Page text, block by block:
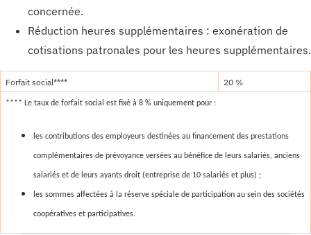
concernée.
Réduction heures supplémentaires : exonération de
cotisations patronales pour les heures supplémentaires.
Forfait social**** 20 %
**** Le taux de forfait social est fixé à 8 % uniquement pour :
les contributions des employeurs destinées au financement des prestations
complémentaires de prévoyance versées au bénéfice de leurs salariés, anciens
salariés et de leurs ayants droit (entreprise de 10 salariés et plus) ;
les sommes affectées à la réserve spéciale de participation au sein des sociétés
coopératives et participatives.